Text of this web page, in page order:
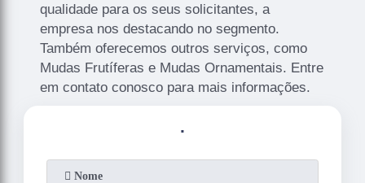
qualidade para os seus solicitantes, a
empresa nos destacando no segmento.
Também oferecemos outros serviços, como
Mudas Frutíferas e Mudas Ornamentais. Entre
em contato conosco para mais informações.
.